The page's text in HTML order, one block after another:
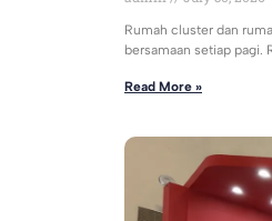
Rumah cluster dan
bersamaan setiap pagi.
Read More »